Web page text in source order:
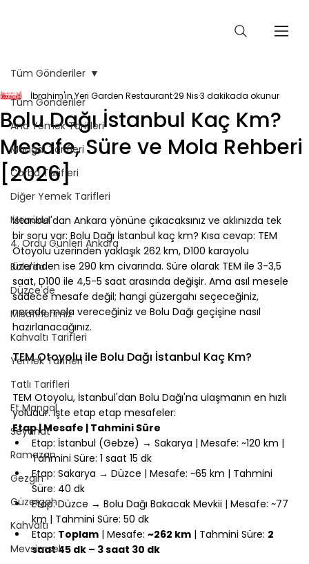
Tüm Gönderiler
Ana Yemek Tarifleri
Mangal Tarifleri
Çorba Tarifleri
Diğer Yemek Tarifleri
Menüde
4. Ordu Günleri Ankara
Bolu'da
Düzce'de
Misafirlerimiz
Kahvaltı Tarifleri
Yemek Tarifleri
Tatlı Tarifleri
Et Mangal
Seyahat
Ramazan
Gezgin
Güzergah
Kahvaltı
Mevsimsel
Tüm Gönderiler
Bolu Dağı İstanbul Kaç Km?
Mesafe, Süre ve Mola Rehberi
[2026]
İbrahim'in Yeri Garden Restaurant29 Nis3 dakikada okunur
İstanbul'dan Ankara yönüne çıkacaksınız ve aklınızda tek
bir soru var: Bolu Dağı İstanbul kaç km? Kısa cevap: TEM
Otoyolu üzerinden yaklaşık 262 km, D100 karayolu
üzerinden ise 290 km civarında. Süre olarak TEM ile 3-3,5
saat, D100 ile 4,5-5 saat arasında değişir. Ama asıl mesele
sadece mesafe değil; hangi güzergahı seçeceğiniz,
nerede mola vereceğiniz ve Bolu Dağı geçişine nasıl
hazırlanacağınız.
⠀
TEM Otoyolu ile Bolu Dağı İstanbul Kaç Km?
⠀
TEM Otoyolu, İstanbul'dan Bolu Dağı'na ulaşmanın en hızlı
yoludur. İşte etap etap mesafeler:
Etap | Mesafe | Tahmini Süre
Etap: İstanbul (Gebze) → Sakarya | Mesafe: ~120 km |
Tahmini Süre: 1 saat 15 dk
Etap: Sakarya → Düzce | Mesafe: ~65 km | Tahmini
Süre: 40 dk
Etap: Düzce → Bolu Dağı Bakacak Mevkii | Mesafe: ~77
km | Tahmini Süre: 50 dk
Etap: Toplam | Mesafe: ~262 km | Tahmini Süre: 2
saat 45 dk – 3 saat 30 dk